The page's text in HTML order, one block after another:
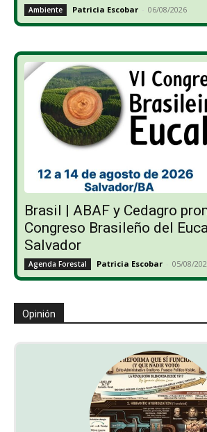
Ambiente Patricia Escobar - 06/08/2026
Brasil | ABAF y Cedagro
Congreso Brasileño del
Salvador
Agenda Forestal Patricia Escobar - 05/08/
Opinión